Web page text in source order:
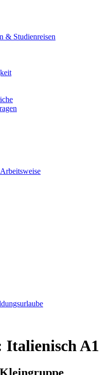
& Studienreisen
A1